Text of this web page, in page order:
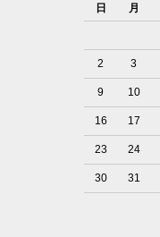
日
月
2 3
9 10
16 17
23 24
30 31